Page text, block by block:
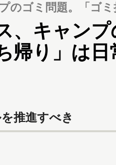
のゴミ問題。「ゴ
、キャン
帰り」は
推進すべき